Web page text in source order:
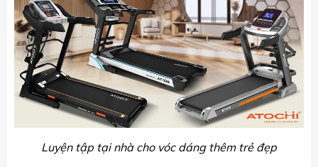
Luyện tập tại nhà cho vóc dáng thêm trẻ đẹp